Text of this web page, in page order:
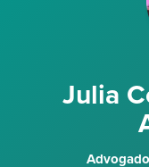
Julia